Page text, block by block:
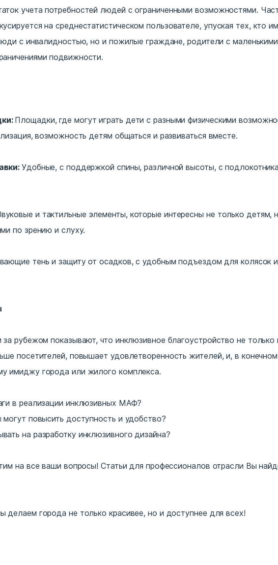
учета потребностей людей с ограниченными возможностями.
на среднестатистическом пользователе, упуская тех, кто
с инвалидностью, но и пожилые граждане, родители с
подвижности.
Площадки, где могут играть дети с разными физическими
возможность детям общаться и развиваться вместе.
Удобные, с поддержкой спины, различной высоты, с
и тактильные элементы, которые интересны не только детям,
по зрению и слуху.
тень и защиту от осадков, с удобным подъездом для колясок
рубежом показывают, что инклюзивное благоустройство не
посетителей, повышает удовлетворенность жителей, и, в конечном
имиджу города или жилого комплекса.
в реализации инклюзивных МАФ?
повысить доступность и удобство?
на разработку инклюзивного дизайна?
на все ваши вопросы! Статьи для профессионалов отрасли Вы
города не только красивее, но и доступнее для всех!